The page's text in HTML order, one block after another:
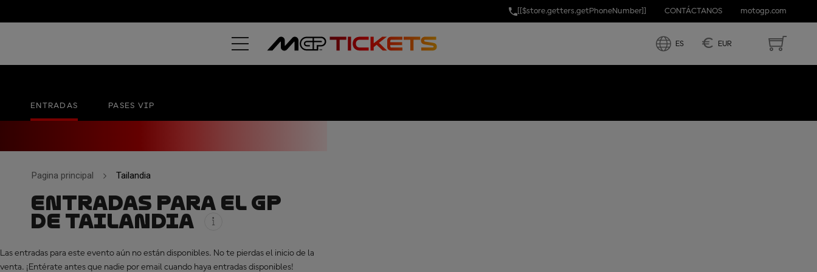
[[$store.getters.getPhoneNumber]] CONTÁCTANOS motogp.com
ES € EUR
PT GRAND PRIX OF THAILAND
ENTRADAS PASES VIP
Pagina principal Tailandia
ENTRADAS PARA EL GP
DE TAILANDIA
Las entradas para este evento aún no están disponibles. No te pierdas el inicio de la
venta. ¡Entérate antes que nadie por email cuando haya entradas disponibles!